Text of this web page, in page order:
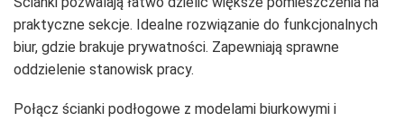
praktyczne sekcje. Idealne rozwiązanie do funkcjonalnych
biur, gdzie brakuje prywatności. Zapewniają sprawne
oddzielenie stanowisk pracy.
Połącz ścianki podłogowe z modelami biurkowymi i